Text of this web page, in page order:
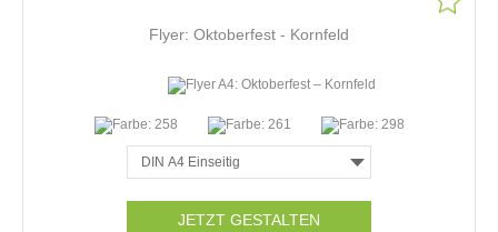
Flyer: Oktoberfest - Kornfeld
JETZT GESTALTEN